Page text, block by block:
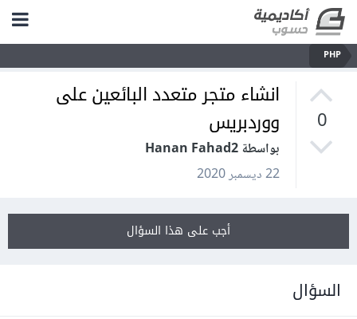
PHP
0
انشاء متجر متعدد البائعين على
ووردبريس
بواسطة Hanan Fahad2
22 ديسمبر 2020
أجب على هذا السؤال
السؤال